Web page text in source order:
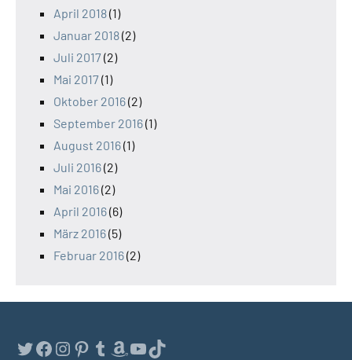
April 2018(1)
Januar 2018(2)
Juli 2017(2)
Mai 2017(1)
Oktober 2016(2)
September 2016(1)
August 2016(1)
Juli 2016(2)
Mai 2016(2)
April 2016(6)
März 2016(5)
Februar 2016(2)
Twitter
Facebook
Instagram
Pinterest
Tumblr
Amazon
YouTube
TikTok